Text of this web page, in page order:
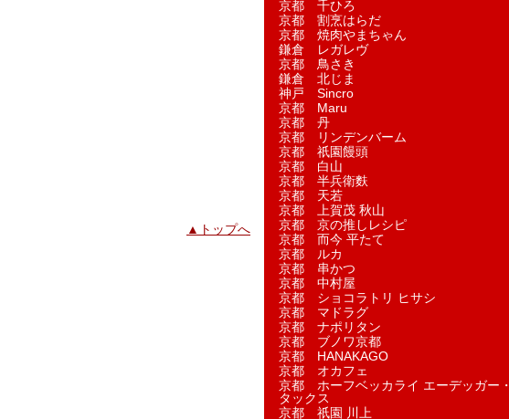
▲トップへ
京都 千ひろ
京都 割烹はらだ
京都 焼肉やまちゃん
鎌倉 レガレヴ
京都 鳥さき
鎌倉 北じま
神戸 Sincro
京都 Maru
京都 丹
京都 リンデンバーム
京都 祇園饅頭
京都 白山
京都 半兵衛麩
京都 天若
京都 上賀茂 秋山
京都 京の推しレシピ
京都 而今 平たて
京都 ルカ
京都 串かつ
京都 中村屋
京都 ショコラトリ ヒサシ
京都 マドラグ
京都 ナポリタン
京都 ブノワ京都
京都 HANAKAGO
京都 オカフェ
京都 ホーフベッカライ エーデッガー・
タックス
京都 祇園 川上